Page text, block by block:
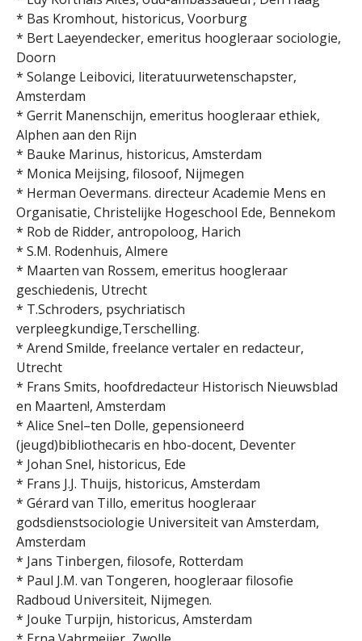
* Bas Kromhout, historicus, Voorburg
* Bert Laeyendecker, emeritus hoogleraar sociologie,
Doorn
* Solange Leibovici, literatuurwetenschapster,
Amsterdam
* Gerrit Manenschijn, emeritus hoogleraar ethiek,
Alphen aan den Rijn
* Bauke Marinus, historicus, Amsterdam
* Monica Meijsing, filosoof, Nijmegen
* Herman Oevermans. directeur Academie Mens en
Organisatie, Christelijke Hogeschool Ede, Bennekom
* Rob de Ridder, antropoloog, Harich
* S.M. Rodenhuis, Almere
* Maarten van Rossem, emeritus hoogleraar
geschiedenis, Utrecht
* T.Schroders, psychriatisch
verpleegkundige,Terschelling.
* Arend Smilde, freelance vertaler en redacteur,
Utrecht
* Frans Smits, hoofdredacteur Historisch Nieuwsblad
en Maarten!, Amsterdam
* Alice Snel–ten Dolle, gepensioneerd
(jeugd)bibliothecaris en hbo-docent, Deventer
* Johan Snel, historicus, Ede
* Frans J.J. Thuijs, historicus, Amsterdam
* Gérard van Tillo, emeritus hoogleraar
godsdienstsociologie Universiteit van Amsterdam,
Amsterdam
* Jans Tinbergen, filosofe, Rotterdam
* Paul J.M. van Tongeren, hoogleraar filosofie
Radboud Universiteit, Nijmegen.
* Jouke Turpijn, historicus, Amsterdam